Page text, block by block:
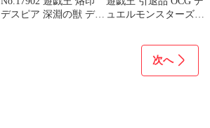
デスピア 深淵の獣 デッ ュエルモンスターズカ
次へ